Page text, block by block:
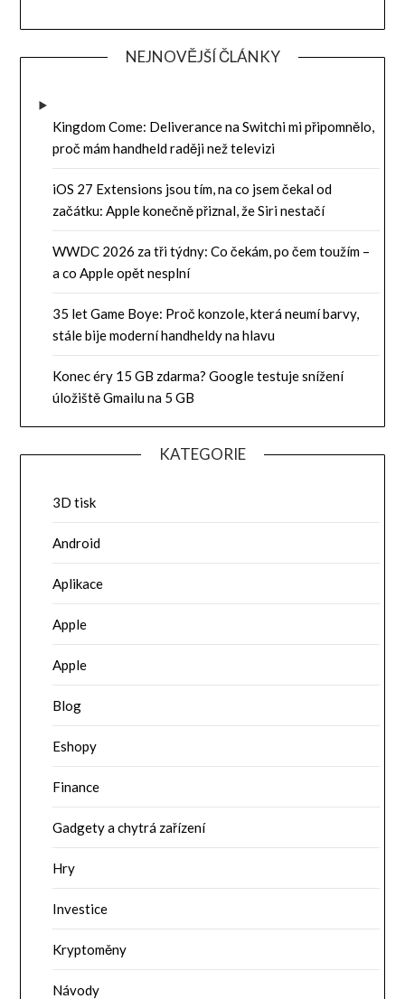
NEJNOVĚJŠÍ ČLÁNKY
Kingdom Come: Deliverance na Switchi mi připomnělo,
proč mám handheld raději než televizi
iOS 27 Extensions jsou tím, na co jsem čekal od
začátku: Apple konečně přiznal, že Siri nestačí
WWDC 2026 za tři týdny: Co čekám, po čem toužím –
a co Apple opět nesplní
35 let Game Boye: Proč konzole, která neumí barvy,
stále bije moderní handheldy na hlavu
Konec éry 15 GB zdarma? Google testuje snížení
úložiště Gmailu na 5 GB
KATEGORIE
3D tisk
Android
Aplikace
Apple
Apple
Blog
Eshopy
Finance
Gadgety a chytrá zařízení
Hry
Investice
Kryptoměny
Návody